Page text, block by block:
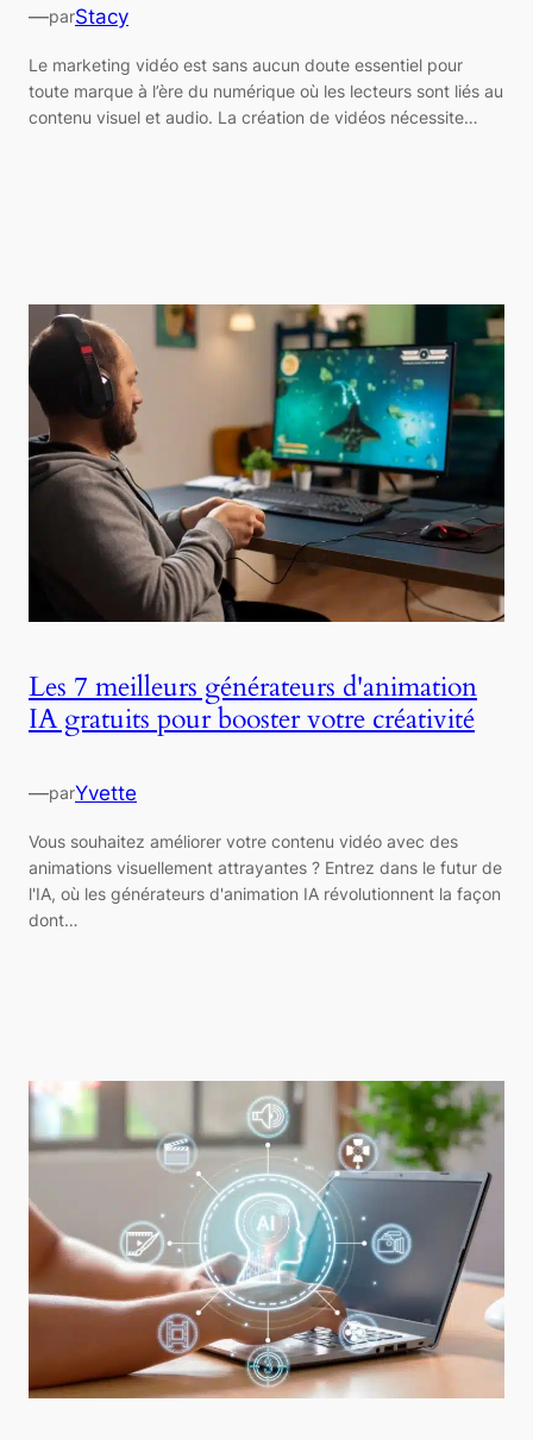
—parStacy
Le marketing vidéo est sans aucun doute essentiel pour
toute marque à l’ère du numérique où les lecteurs sont liés au
contenu visuel et audio. La création de vidéos nécessite…
Les 7 meilleurs générateurs d'animation
IA gratuits pour booster votre créativité
—parYvette
Vous souhaitez améliorer votre contenu vidéo avec des
animations visuellement attrayantes ? Entrez dans le futur de
l'IA, où les générateurs d'animation IA révolutionnent la façon
dont…